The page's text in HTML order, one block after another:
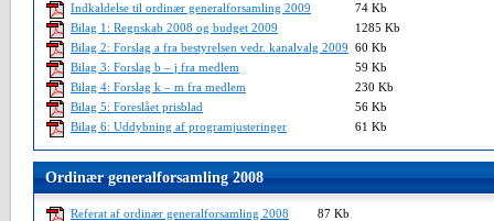
Indkaldelse til ordinær generalforsamling 2009
74 Kb
Bilag 1: Regnskab 2008 og budget 2009
1285 Kb
Bilag 2: Forslag a fra bestyrelsen vedr. kanalvalg 2009 60 Kb
Bilag 3: Forslag b – j fra medlem
59 Kb
Bilag 4: Forslag k – m fra medlem
230 Kb
Bilag 5: Foreslået prisblad
56 Kb
Bilag 6: Uddybning af programjusteringer
61 Kb
Ordinær generalforsamling 2008
Referat af ordinær generalforsamling 2008
87 Kb